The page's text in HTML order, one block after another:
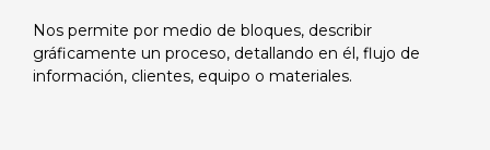
Nos permite por medio de bloques, describir
gráficamente un proceso, detallando en él, flujo de
información, clientes, equipo o materiales.